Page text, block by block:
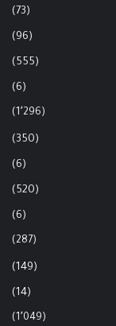
(73)
(96)
(555)
(6)
(1٬296)
(350)
(6)
(520)
(6)
(287)
(149)
(14)
(1٬049)